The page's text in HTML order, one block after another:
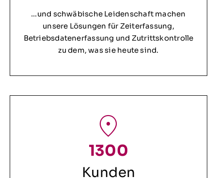
…und schwäbische Leidenschaft machen
unsere Lösungen für Zeiterfassung,
Betriebsdatenerfassung und Zutrittskontrolle
zu dem, was sie heute sind.
1300
Kunden